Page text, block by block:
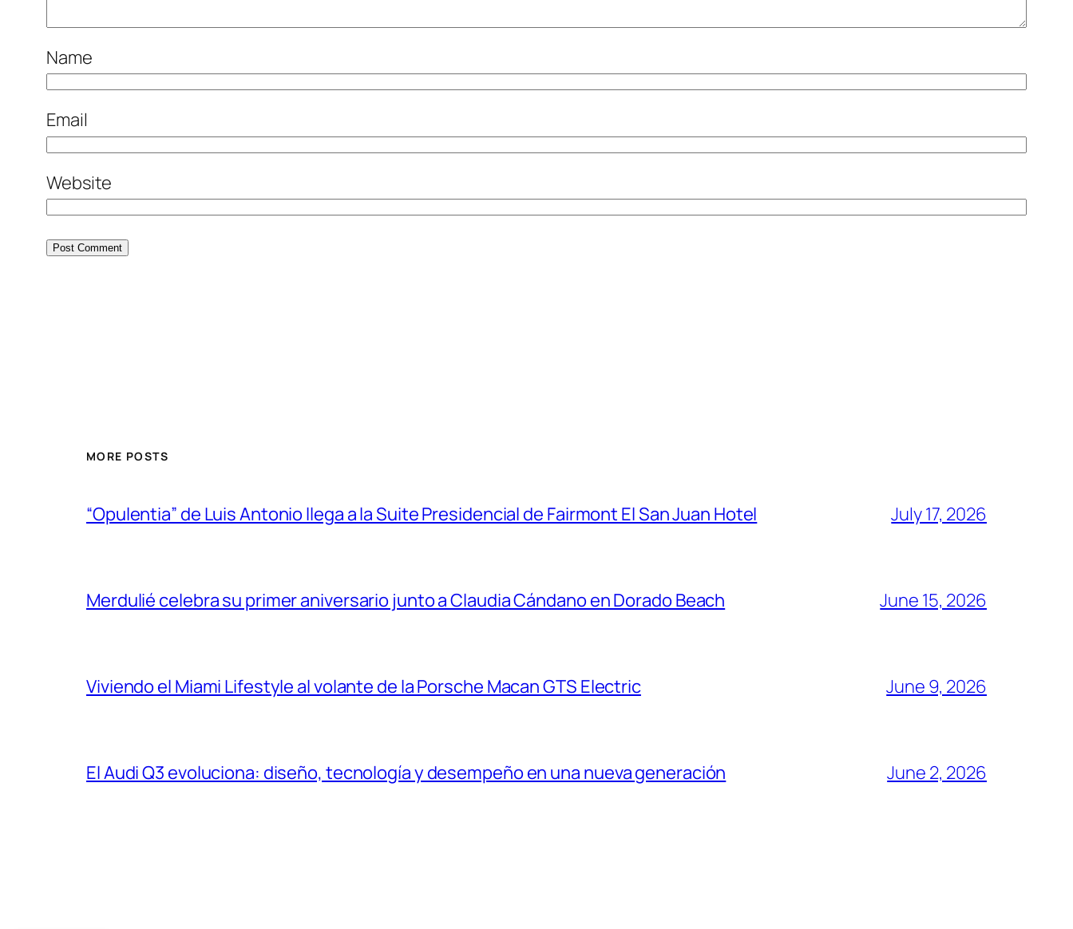
Name
Email
Website
MORE POSTS
“Opulentia” de Luis Antonio llega a la Suite Presidencial de Fairmont El San Juan Hotel July 17, 2026
Merdulié celebra su primer aniversario junto a Claudia Cándano en Dorado Beach June 15, 2026
Viviendo el Miami Lifestyle al volante de la Porsche Macan GTS Electric June 9, 2026
El Audi Q3 evoluciona: diseño, tecnología y desempeño en una nueva generación June 2, 2026